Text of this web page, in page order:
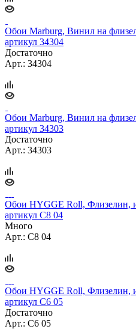
Обои Marburg, Винил на
артикул 34304
Достаточно
Арт.: 34304
Обои Marburg, Винил на
артикул 34303
Достаточно
Арт.: 34303
Обои HYGGE Roll, Флизелин,
артикул C8 04
Много
Арт.: C8 04
Обои HYGGE Roll, Флизелин,
артикул C6 05
Достаточно
Арт.: C6 05